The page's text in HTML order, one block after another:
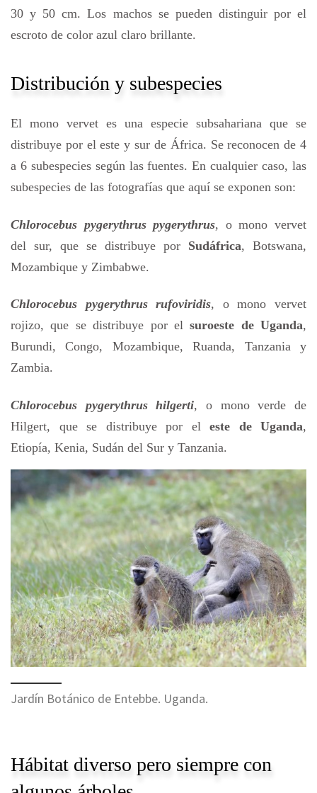
30 y 50 cm. Los machos se pueden distinguir por el
escroto de color azul claro brillante.
Distribución y subespecies
El mono vervet es una especie subsahariana que se
distribuye por el este y sur de África. Se reconocen de 4
a 6 subespecies según las fuentes. En cualquier caso, las
subespecies de las fotografías que aquí se exponen son:
Chlorocebus pygerythrus pygerythrus, o mono vervet
del sur, que se distribuye por Sudáfrica, Botswana,
Mozambique y Zimbabwe.
Chlorocebus pygerythrus rufoviridis, o mono vervet
rojizo, que se distribuye por elsuroeste de Uganda,
Burundi, Congo, Mozambique, Ruanda, Tanzania y
Zambia.
Chlorocebus pygerythrus hilgerti, o mono verde de
Hilgert, que se distribuye por el este de Uganda,
Etiopía, Kenia, Sudán del Sur y Tanzania.
Jardín Botánico de Entebbe. Uganda.
Hábitat diverso pero siempre con